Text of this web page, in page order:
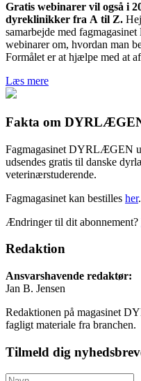
Gratis webinarer vil også i
dyreklinikker fra A til Z.
samarbejde med
webinarer om, hvordan man
Formålet er at hjælpe med at
Læs mere
Fakta om
Fagmagasinet DYRLÆGEN
udsendes gratis til danske
veterinærstuderende.
Fagmagasinet kan bestilles her.
Ændringer til dit abonnement?
Redaktion
Ansvarshavende redaktør:
Jan B. Jensen
Redaktionen på magasinet
fagligt materiale fra branchen.
Tilmeld dig